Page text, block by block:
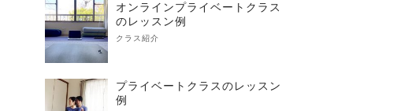
オンラインプライベートクラス
のレッスン例
クラス紹介
プライベートクラスのレッスン
例